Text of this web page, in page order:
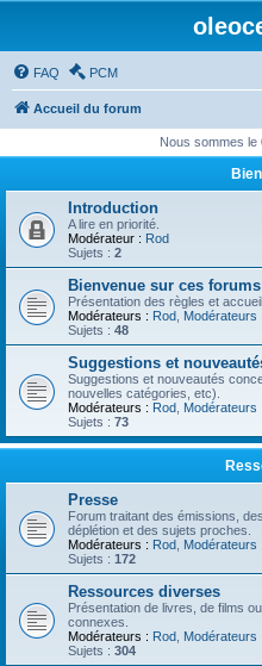
FAQ PCM
Accueil du forum
Nous sommes le
Introduction
A lire en priorité.
Modérateur : Rod
Sujets : 2
Bienvenue sur ces
Présentation des règles et
Modérateurs : Rod Modérateurs
Sujets : 48
Suggestions et
Suggestions et nouveautés
nouvelles catégories, etc).
Modérateurs : Rod Modérateurs
Sujets : 73
Presse
Forum traitant des émissions,
déplétion et des sujets proches.
Modérateurs : Rod Modérateurs
Sujets : 172
Ressources diverses
Présentation de livres, de films
connexes.
Modérateurs : Rod Modérateurs
Sujets : 304